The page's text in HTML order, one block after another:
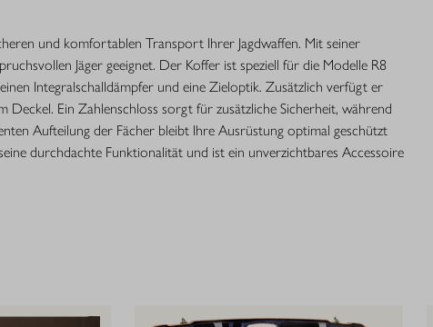
und komfortablen Transport Ihrer Jagdwaffen. Mit seiner
Jäger geeignet. Der Koffer ist speziell für die Modelle R8
Integralschalldämpfer und eine Zieloptik. Zusätzlich verfügt er
Ein Zahlenschloss sorgt für zusätzliche Sicherheit, während
Aufteilung der Fächer bleibt Ihre Ausrüstung optimal geschützt
durchdachte Funktionalität und ist ein unverzichtbares Accessoire